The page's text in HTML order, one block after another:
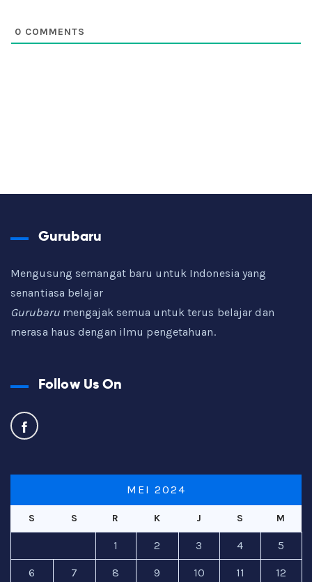
0 COMMENTS
Gurubaru
Mengusung semangat baru untuk Indonesia yang
senantiasa belajar
Gurubarumengajak semua untuk terus belajar dan
merasa haus dengan ilmu pengetahuan.
Follow Us On
MEI 2024
S S R K J S M
1 2 3 4 5
6 7 8 9 10 11 12